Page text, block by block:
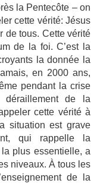
la Pentecôte – on
cette vérité: Jésus
de tous. Cette vérité
de la foi. C’est la
la donnée la
en 2000 ans,
pendant la crise
déraillement de la
cette vérité à
situation est grave
qui rappelle la
plus essentielle, a
niveaux. À tous les
de la